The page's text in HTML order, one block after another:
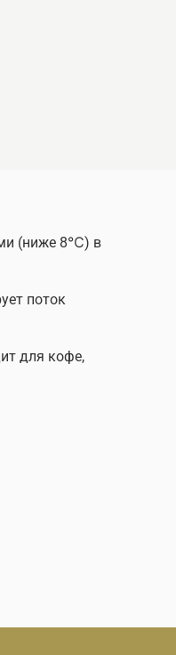
(ниже 8℃) в
поток
для кофе,